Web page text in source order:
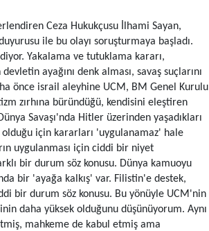
Ceza Hukukçusu İlhami Sayan,
ile bu olayı soruşturmaya başladı.
Yakalama ve tutuklama kararı,
ayağını denk alması, savaş suçlarını
önce israil aleyhine UCM, BM Genel Kurulu
zırhına büründüğü, kendisini eleştiren
Savaşı'nda Hitler üzerinden yaşadıkları
için kararları 'uygulanamaz' hale
uygulanması için ciddi bir niyet
bir durum söz konusu. Dünya kamuoyu
bir 'ayağa kalkış' var. Filistin'e destek,
bir durum söz konusu. Bu yönüyle UCM'nin
daha yüksek olduğunu düşünüyorum. Aynı
mahkeme de kabul etmiş ama